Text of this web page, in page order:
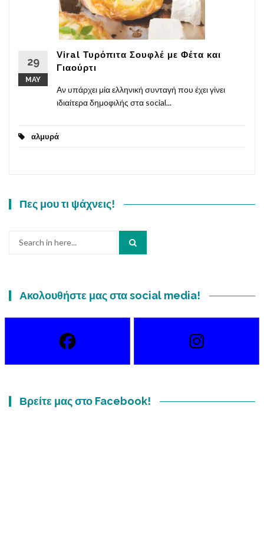
29
MAY
Viral Τυρόπιτα Σουφλέ με Φέτα και
Γιαούρτι
Αν υπάρχει μία ελληνική συνταγή που έχει γίνει
ιδιαίτερα δημοφιλής στα social...
αλμυρά
Πες μου τι ψάχνεις!
Ακολουθήστε μας στα social media!
Βρείτε μας στο Facebook!